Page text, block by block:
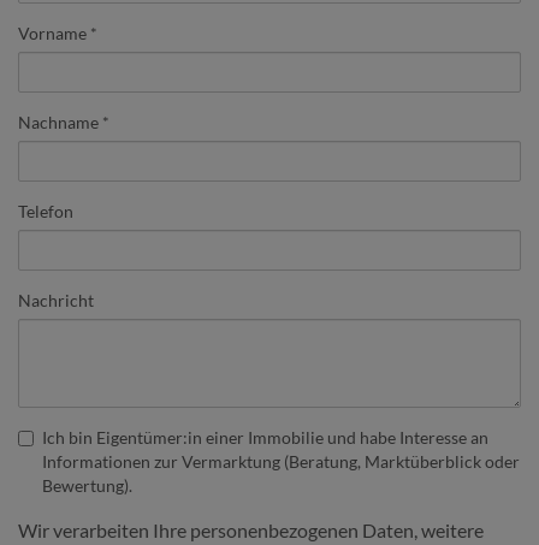
Vorname
Nachname
Telefon
Nachricht
Ich bin Eigentümer:in einer Immobilie und habe Interesse an
Informationen zur Vermarktung (Beratung, Marktüberblick oder
Bewertung).
Wir verarbeiten Ihre personenbezogenen Daten, weitere